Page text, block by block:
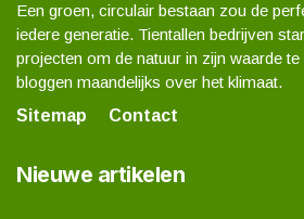
Een groen, circulair bestaan zou de
iedere generatie. Tientallen bedrijven
projecten om de natuur in zijn waarde
bloggen maandelijks over het klimaat.
Sitemap
Contact
Nieuwe artikelen